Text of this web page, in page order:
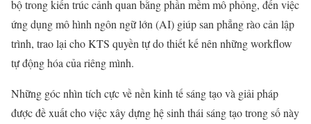
bộ trong kiến trúc cảnh quan bằng phần mềm mô phỏng, đến việc
ứng dụng mô hình ngôn ngữ lớn (AI) giúp san phẳng rào cản lập
trình, trao lại cho KTS quyền tự do thiết kế nên những workflow
tự động hóa của riêng mình.
Những góc nhìn tích cực về nền kinh tế sáng tạo và giải pháp
được đề xuất cho việc xây dựng hệ sinh thái sáng tạo trong số này